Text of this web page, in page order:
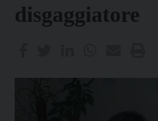
disgaggiatore